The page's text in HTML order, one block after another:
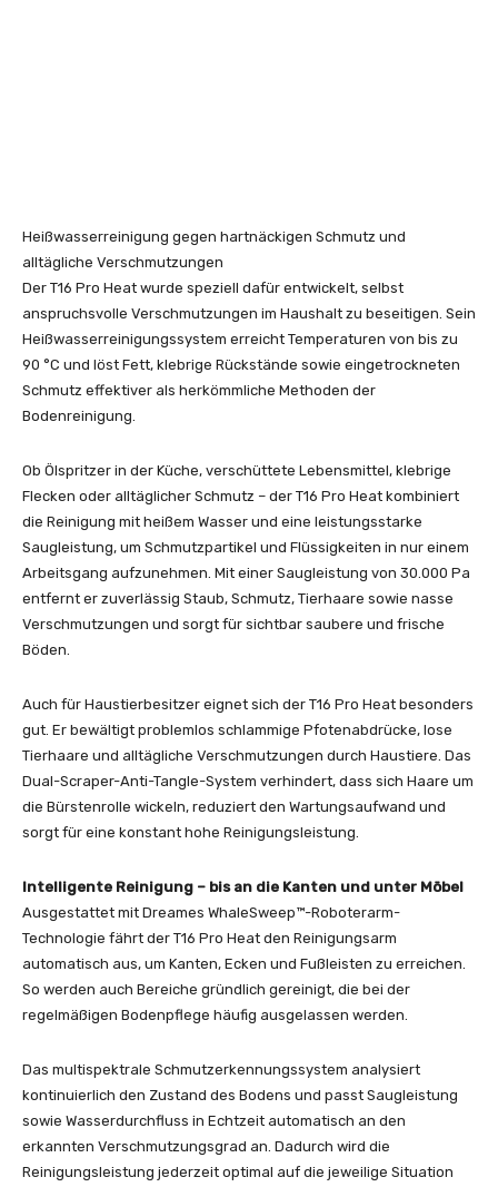
Heißwasserreinigung gegen hartnäckigen Schmutz und
alltägliche Verschmutzungen
Der T16 Pro Heat wurde speziell dafür entwickelt, selbst
anspruchsvolle Verschmutzungen im Haushalt zu beseitigen. Sein
Heißwasserreinigungssystem erreicht Temperaturen von bis zu
90 °C und löst Fett, klebrige Rückstände sowie eingetrockneten
Schmutz effektiver als herkömmliche Methoden der
Bodenreinigung.
Ob Ölspritzer in der Küche, verschüttete Lebensmittel, klebrige
Flecken oder alltäglicher Schmutz – der T16 Pro Heat kombiniert
die Reinigung mit heißem Wasser und eine leistungsstarke
Saugleistung, um Schmutzpartikel und Flüssigkeiten in nur einem
Arbeitsgang aufzunehmen. Mit einer Saugleistung von 30.000 Pa
entfernt er zuverlässig Staub, Schmutz, Tierhaare sowie nasse
Verschmutzungen und sorgt für sichtbar saubere und frische
Böden.
Auch für Haustierbesitzer eignet sich der T16 Pro Heat besonders
gut. Er bewältigt problemlos schlammige Pfotenabdrücke, lose
Tierhaare und alltägliche Verschmutzungen durch Haustiere. Das
Dual-Scraper-Anti-Tangle-System verhindert, dass sich Haare um
die Bürstenrolle wickeln, reduziert den Wartungsaufwand und
sorgt für eine konstant hohe Reinigungsleistung.
Intelligente Reinigung – bis an die Kanten und unter Möbel
Ausgestattet mit Dreames WhaleSweep™-Roboterarm-
Technologie fährt der T16 Pro Heat den Reinigungsarm
automatisch aus, um Kanten, Ecken und Fußleisten zu erreichen.
So werden auch Bereiche gründlich gereinigt, die bei der
regelmäßigen Bodenpflege häufig ausgelassen werden.
Das multispektrale Schmutzerkennungssystem analysiert
kontinuierlich den Zustand des Bodens und passt Saugleistung
sowie Wasserdurchfluss in Echtzeit automatisch an den
erkannten Verschmutzungsgrad an. Dadurch wird die
Reinigungsleistung jederzeit optimal auf die jeweilige Situation